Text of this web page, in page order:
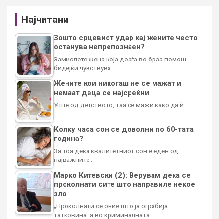
Најчитани
Зошто срцевиот удар кај жените често
останува непрепознаен?
Замислете жена која доаѓа во брза помош
бидејќи чувствува…
Жените кои никогаш не се мажат и
немаат деца се најсреќни
Уште од детството, таа се мажи како да ѝ…
Колку часа сон се доволни по 60-тата
година?
За тоа дека квалитетниот сон е еден од
најважните…
Марко Китевски (2): Верувам дека се
проколнати сите што направиле некое
зло
„Проколнати се оние што ја ограбија
татковината во криминалната…